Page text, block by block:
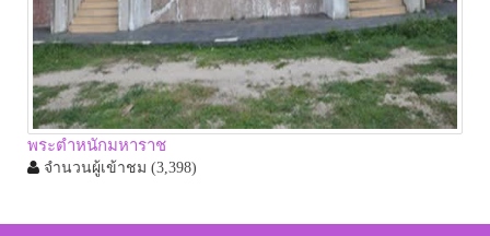
พระตำหนักมหาราช
จำนวนผู้เข้าชม (3,398)